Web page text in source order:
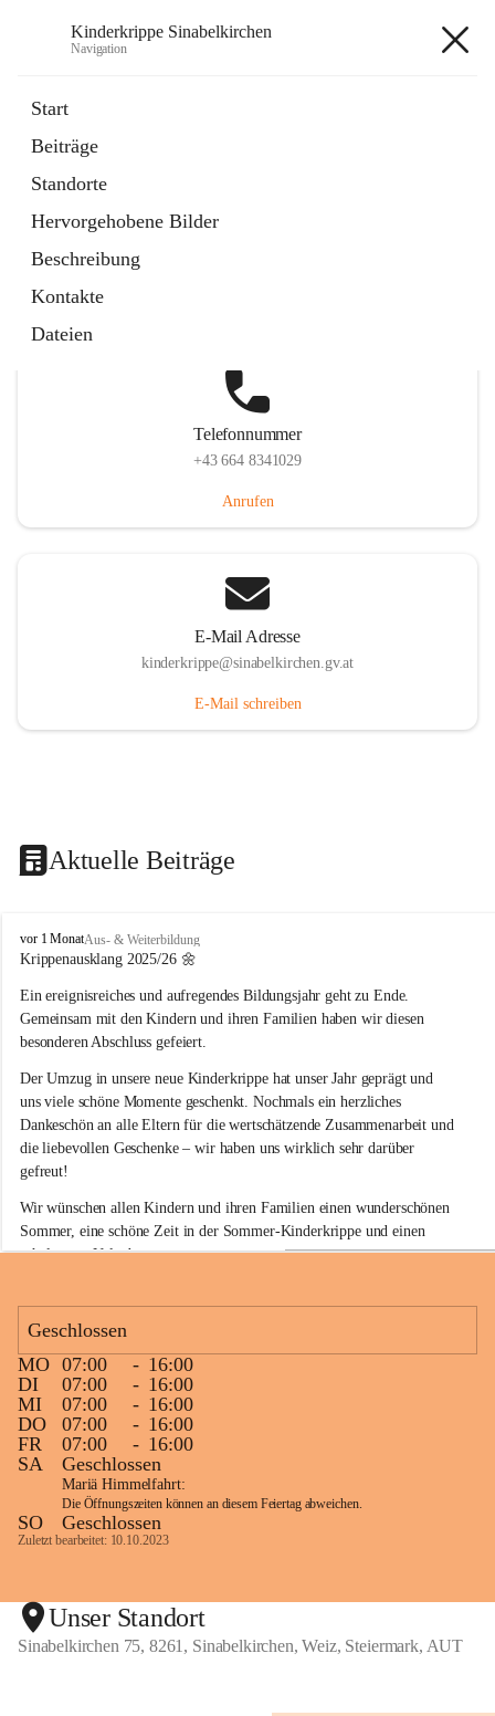
Kinderkrippe Sinabelkirchen
Navigation
Start
Beiträge
Standorte
Hervorgehobene Bilder
Beschreibung
Kontakte
Dateien
Sinabelkirchen 75, 8261, Sinabelkirchen, Weiz, Steiermark,
Telefonnummer
+43 664 8341029
Anrufen
E-Mail Adresse
kinderkrippe@sinabelkirchen.gv.at
E-Mail schreiben
Aktuelle Beiträge
K
i
d
e
r
r
i
p
p
e
S
i
n
a
b
r
c
h
e
n
vor 1 MonatAus- & Weiterbildung
Krippenausklang 2025/26 🌼
Ein ereignisreiches und aufregendes Bildungsjahr geht zu Ende.
Gemeinsam mit den Kindern und ihren Familien haben wir diesen
besonderen Abschluss gefeiert.
Der Umzug in unsere neue Kinderkrippe hat unser Jahr geprägt und
uns viele schöne Momente geschenkt. Nochmals ein herzliches
Dankeschön an alle Eltern für die wertschätzende Zusammenarbeit und
die liebevollen Geschenke – wir haben uns wirklich sehr darüber
gefreut!
Wir wünschen allen Kindern und ihren Familien einen wunderschönen
Sommer, eine schöne Zeit in der Sommer-Kinderkrippe und einen
erholsamen Urlaub.
Kinder, die bei uns bleiben, freuen wir uns schon jetzt auf ein
fröhliches Wiedersehen im Herbst!
Geschlossen
MO 07:00 - 16:00
DI
07:00 - 16:00
MI
07:00 - 16:00
DO
07:00 - 16:00
FR
07:00 - 16:00
SA
Geschlossen
Mariä Himmelfahrt:
Die Öffnungszeiten können an diesem Feiertag abweichen.
SO Geschlossen
Zuletzt bearbeitet: 10.10.2023
Unser Standort
Sinabelkirchen 75, 8261, Sinabelkirchen, Weiz, Steiermark, AUT